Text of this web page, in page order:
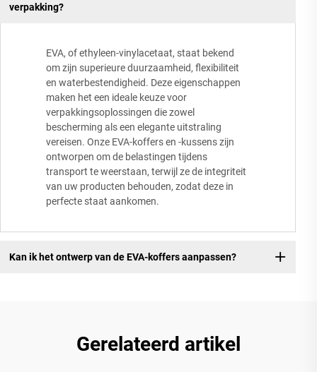
verpakking?
EVA, of ethyleen-vinylacetaat, staat bekend
om zijn superieure duurzaamheid, flexibiliteit
en waterbestendigheid. Deze eigenschappen
maken het een ideale keuze voor
verpakkingsoplossingen die zowel
bescherming als een elegante uitstraling
vereisen. Onze EVA-koffers en -kussens zijn
ontworpen om de belastingen tijdens
transport te weerstaan, terwijl ze de integriteit
van uw producten behouden, zodat deze in
perfecte staat aankomen.
Kan ik het ontwerp van de EVA-koffers aanpassen?
Gerelateerd artikel